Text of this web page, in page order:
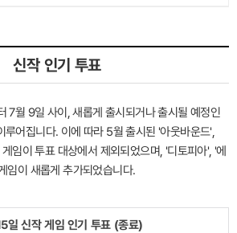
신작 인기 투표
7월 9일 사이, 새롭게 출시되거나 출시될 예정인
루어집니다. 이에 따라 5월 출시된 '아웃바운드',
임이 투표 대상에서 제외되었으며, '디토피아', '에
임이 새롭게 추가되었습니다.
일 신작 게임 인기 투표 (종료)